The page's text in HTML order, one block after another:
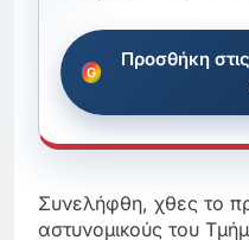
Προσθήκη
Συνελήφθη, χθες το
αστυνομικούς του